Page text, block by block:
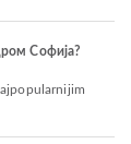
Софија?